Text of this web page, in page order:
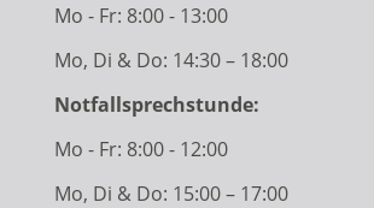
Mo - Fr: 8:00 - 13:00
Mo, Di & Do: 14:30 – 18:00
Notfallsprechstunde:
Mo - Fr: 8:00 - 12:00
Mo, Di & Do: 15:00 – 17:00